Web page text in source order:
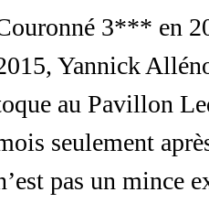
3*** en
Yannick
au Pavillon
seulement
pas un mince